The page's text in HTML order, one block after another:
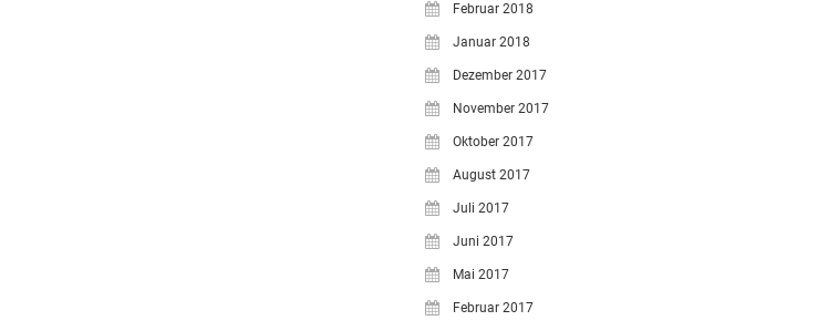
Februar 2018
Januar 2018
Dezember 2017
November 2017
Oktober 2017
August 2017
Juli 2017
Juni 2017
Mai 2017
Februar 2017